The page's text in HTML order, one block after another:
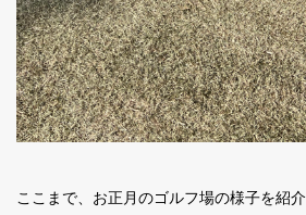
ここまで、お正月のゴルフ場の様子を紹